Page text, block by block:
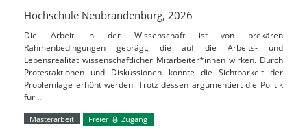
Hochschule Neubrandenburg, 2026
Die Arbeit in der Wissenschaft ist von prekären
Rahmenbedingungen geprägt, die auf die Arbeits- und
Lebensrealität wissenschaftlicher Mitarbeiter*innen wirken. Durch
Protestaktionen und Diskussionen konnte die Sichtbarkeit der
Problemlage erhöht werden. Trotz dessen argumentiert die Politik
für…
Masterarbeit Freier Zugang